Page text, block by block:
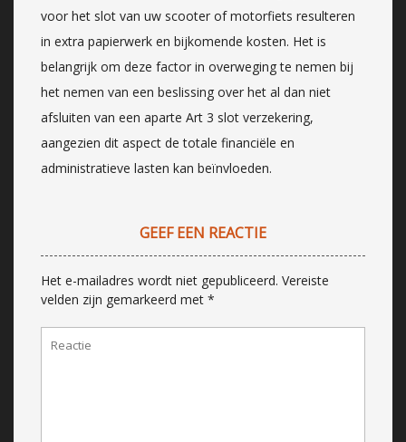
voor het slot van uw scooter of motorfiets resulteren
in extra papierwerk en bijkomende kosten. Het is
belangrijk om deze factor in overweging te nemen bij
het nemen van een beslissing over het al dan niet
afsluiten van een aparte Art 3 slot verzekering,
aangezien dit aspect de totale financiële en
administratieve lasten kan beïnvloeden.
GEEF EEN REACTIE
Het e-mailadres wordt niet gepubliceerd. Vereiste
velden zijn gemarkeerd met *